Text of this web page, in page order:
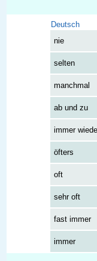
Deutsch
nie
selten
manchmal
ab und zu
immer
öfters
oft
sehr oft
fast immer
immer